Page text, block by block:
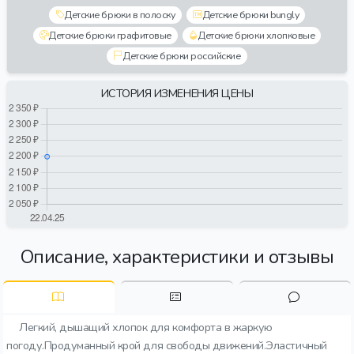
Детские брюки в полоску
Детские брюки bungly
Детские брюки графитовые
Детские брюки хлопковые
Детские брюки российские
ИСТОРИЯ ИЗМЕНЕНИЯ ЦЕНЫ
Описание, характеристики и отзывы
Легкий, дышащий хлопок для комфорта в жаркую
погоду.Продуманный крой для свободы движений.Эластичный